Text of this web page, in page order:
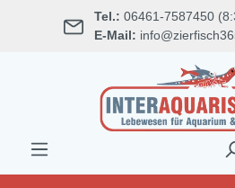
springen Tel.: 06461-7587450
E-Mail: